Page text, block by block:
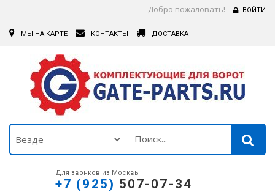
Добро пожаловать! ВОЙТИ
МЫ НА КАРТЕ КОНТАКТЫ ДОСТАВКА
Для звонков из Москвы
+7 (925) 507-07-34